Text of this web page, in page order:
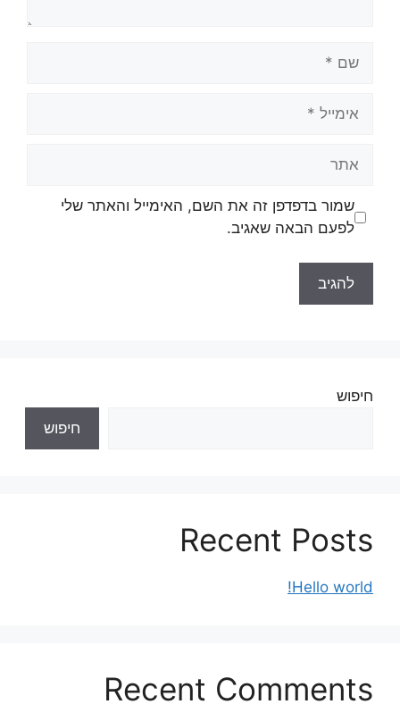
שמור בדפדפן זה את השם, האימייל והאתר שלי
לפעם הבאה שאגיב.
חיפוש
חיפוש
Recent Posts
Hello world!
Recent Comments